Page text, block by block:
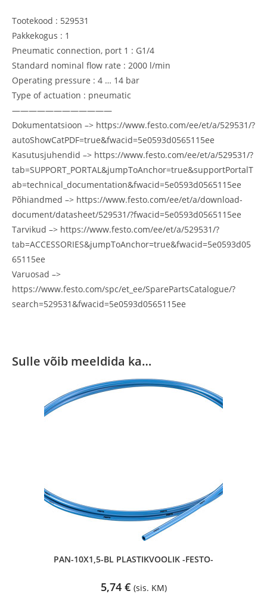
Tootekood : 529531
Pakkekogus : 1
Pneumatic connection, port 1 : G1/4
Standard nominal flow rate : 2000 l/min
Operating pressure : 4 … 14 bar
Type of actuation : pneumatic
————————————
Dokumentatsioon –> https://www.festo.com/ee/et/a/529531/?
autoShowCatPDF=true&fwacid=5e0593d0565115ee
Kasutusjuhendid –> https://www.festo.com/ee/et/a/529531/?
tab=SUPPORT_PORTAL&jumpToAnchor=true&supportPortalT
ab=technical_documentation&fwacid=5e0593d0565115ee
Põhiandmed –> https://www.festo.com/ee/et/a/download-
document/datasheet/529531/?fwacid=5e0593d0565115ee
Tarvikud –> https://www.festo.com/ee/et/a/529531/?
tab=ACCESSORIES&jumpToAnchor=true&fwacid=5e0593d05
65115ee
Varuosad –>
https://www.festo.com/spc/et_ee/SparePartsCatalogue/?
search=529531&fwacid=5e0593d0565115ee
Sulle võib meeldida ka…
PAN-10X1,5-BL PLASTIKVOOLIK -FESTO-
5,74 € (sis. KM)